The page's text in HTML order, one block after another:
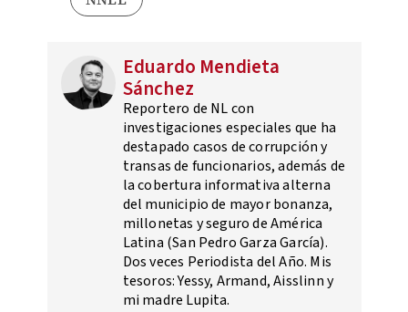
Eduardo Mendieta
Sánchez
Reportero de NL con
investigaciones especiales que ha
destapado casos de corrupción y
transas de funcionarios, además de
la cobertura informativa alterna
del municipio de mayor bonanza,
millonetas y seguro de América
Latina (San Pedro Garza García).
Dos veces Periodista del Año. Mis
tesoros: Yessy, Armand, Aisslinn y
mi madre Lupita.